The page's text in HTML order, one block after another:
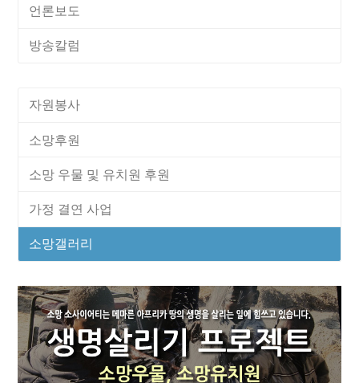
언론보도
방송칼럼
자원봉사
소망후원
소망 우물 및 유치원 후원
가정 결연 사업
소망갤러리